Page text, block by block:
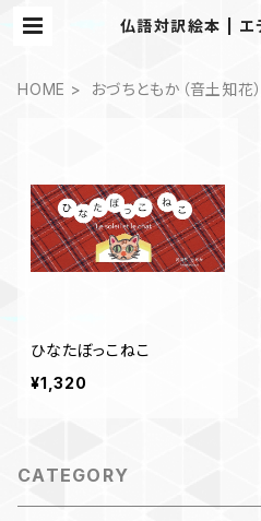
仏語対訳絵本 | エ
HOME おづちともか（音土知花
ひなたぼっこねこ
¥1,320
CATEGORY